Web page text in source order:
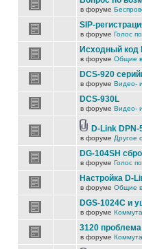
в форуме
SIP-
в форуме Голос
Исходный код
в форуме Общие
DCS-920
в форуме Видео-
DCS-930L
в форуме Видео-
D-Link DPN-
в форуме Другое
DG-104SH
в форуме Голос
Настройка D-
в форуме Общие
DGS-1024C и
в форуме
3120
в форуме